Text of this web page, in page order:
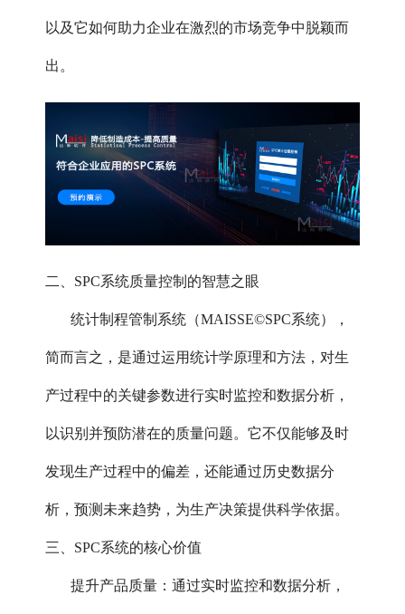
以及它如何助力企业在激烈的市场竞争中脱颖而
出。
二、SPC系统质量控制的智慧之眼
统计制程管制系统（MAISSE©SPC系统），
简而言之，是通过运用统计学原理和方法，对生
产过程中的关键参数进行实时监控和数据分析，
以识别并预防潜在的质量问题。它不仅能够及时
发现生产过程中的偏差，还能通过历史数据分
析，预测未来趋势，为生产决策提供科学依据。
三、SPC系统的核心价值
提升产品质量：通过实时监控和数据分析，